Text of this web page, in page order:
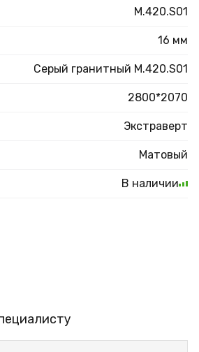
M.420.S01
16 мм
Серый гранитный M.420.S01
2800*2070
Экстраверт
Матовый
В наличии